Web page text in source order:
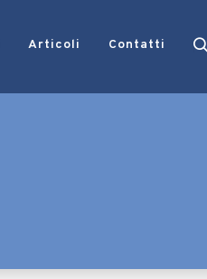
Articoli Contatti